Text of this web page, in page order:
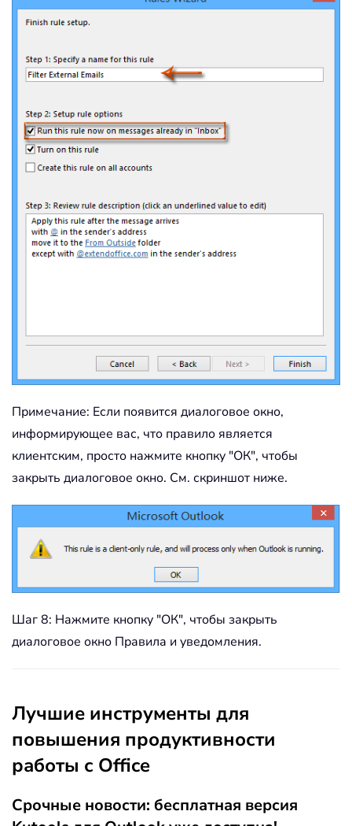
Примечание: Если появится диалоговое окно,
информирующее вас, что правило является
клиентским, просто нажмите кнопку "ОК", чтобы
закрыть диалоговое окно. См. скриншот ниже.
Шаг 8: Нажмите кнопку "ОК", чтобы закрыть
диалоговое окно Правила и уведомления.
Лучшие инструменты для
повышения продуктивности
работы с Office
Срочные новости: бесплатная версия